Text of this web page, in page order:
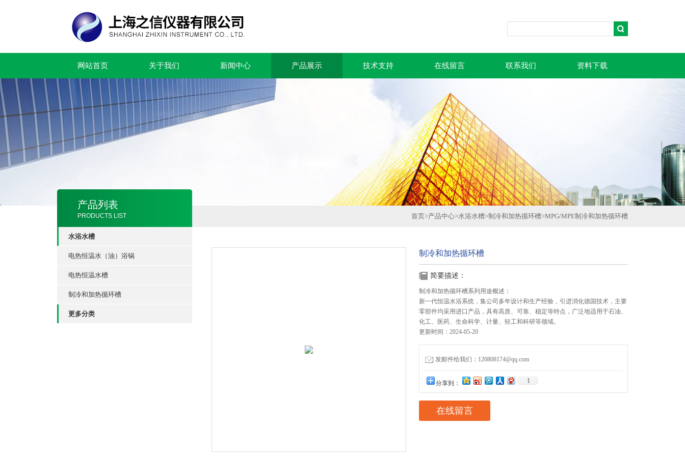
网站首页 关于我们 新闻中心 产品展示 技术支持 在线留言 联系我们 资料下载
产品列表
PRODUCTS LIST
水浴水槽
电热恒温水（油）浴锅
电热恒温水槽
制冷和加热循环槽
更多分类
首页>产品中心>水浴水槽>制冷和加热循环槽>MPG/MPE制冷和加热循环槽
制冷和加热循环槽
简要描述：
制冷和加热循环槽系列用途概述：
新一代恒温水浴系统，集公司多年设计和生产经验，引进消化德国技术，主要
零部件均采用进口产品，具有高质、可靠、稳定等特点，广泛地适用于石油、
化工、医药、生命科学、计量、轻工和科研等领域。
更新时间：2024-05-20
发邮件给我们：120808174@qq.com
分享到： 1
在线留言